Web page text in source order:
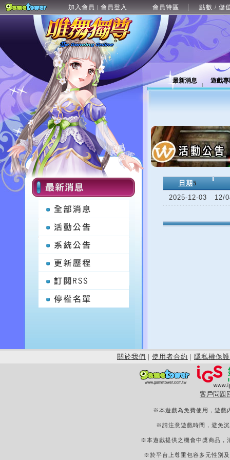
加入會員 | 會員登入 會員特區 點數 / 儲
最新消息 遊戲
日期 5
2025-12-03
12/
關於我們 | 使用者合約 | 隱私權保護
客戶問題
※本遊戲為免費使用，遊戲
※請注意遊戲時間，避免
※本遊戲提供之機會中獎商品，
※於平台上尊重包容多元性別